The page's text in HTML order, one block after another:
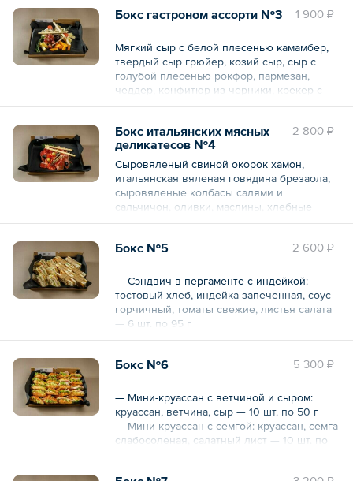
яйцо, соус «Майонез» — 6 шт. по 55 г
Общий вес – 660 г
1 900 ₽
Бокс гастроном ассорти №3
Мягкий сыр с белой плесенью камамбер,
твердый сыр грюйер, козий сыр, сыр с
голубой плесенью рокфор, пармезан,
чеддер, конфитюр из черники, крекер с
семечками, орехи, ягоды.
Общий вес – 320 г 2 800 ₽
Бокс итальянских мясных
деликатесов №4
Сыровяленый свиной окорок хамон,
итальянская вяленая говядина брезаола,
сыровяленые колбасы салями и
сальчичон, оливки, маслины, хлебные
палочки гриссини.
Общий вес – 300 г 2 600 ₽
Бокс №5
— Сэндвич в пергаменте с индейкой:
тостовый хлеб, индейка запеченная, соус
горчичный, томаты свежие, листья салата
— 6 шт. по 95 г
— Клаб-сэндвич с куриным филе, беконом,
тостовый, куриное филе, омлет, бекон,
шт. по 65 г
Общий вес – 960 г
5 300 ₽
Бокс №6
— Мини-круассан с ветчиной и сыром:
круассан, ветчина, сыр — 10 шт. по 50 г
— Мини-круассан с семгой: круассан, семга
слабосоленая, салатный лист — 10 шт. по
50 г